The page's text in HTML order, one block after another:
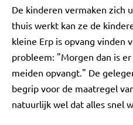
De kinderen vermaken zich
thuis werkt kan ze de
kleine Erp is opvang vinden
probleem: "Morgen dan is
meiden opvangt." De
begrip voor de maatregel
natuurlijk wel dat alles snel